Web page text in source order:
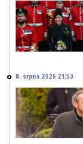
8. srpna 2026 21:53